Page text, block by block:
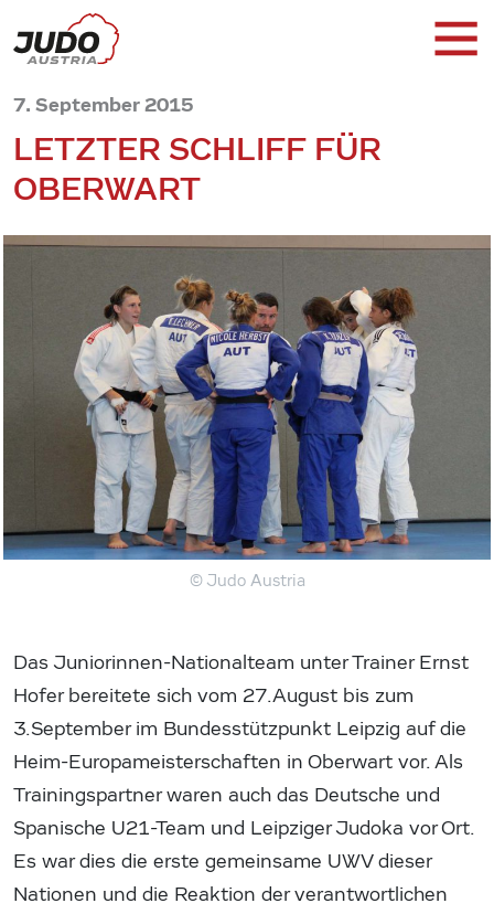
7. September 2015
LETZTER SCHLIFF FÜR
OBERWART
© Judo Austria
Das Juniorinnen-Nationalteam unter Trainer Ernst
Hofer bereitete sich vom 27.August bis zum
3.September im Bundesstützpunkt Leipzig auf die
Heim-Europameisterschaften in Oberwart vor. Als
Trainingspartner waren auch das Deutsche und
Spanische U21-Team und Leipziger Judoka vor Ort.
Es war dies die erste gemeinsame UWV dieser
Nationen und die Reaktion der verantwortlichen